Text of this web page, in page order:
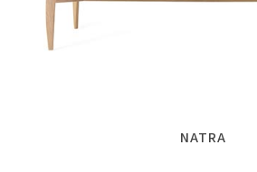
NATRA